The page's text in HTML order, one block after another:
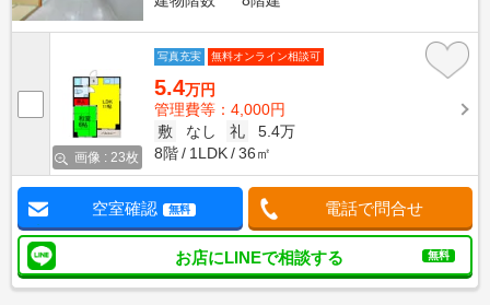
画像 : 23枚
写真充実 無料オンライン相談可
5.4万円
管理費等：4,000円
敷
なし 礼
5.4万
8階
1LDK 36㎡
空室確認 無料 電話で問合せ
お店にLINEで相談する 無料